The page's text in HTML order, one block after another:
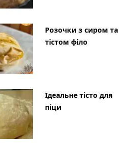
Розочки з сиром та
тістом філо
Ідеальне тісто для
піци